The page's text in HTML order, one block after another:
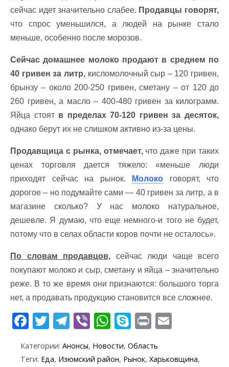
сейчас идет значительно слабее. Продавцы говорят,
что спрос уменьшился, а людей на рынке стало
меньше, особенно после морозов.
Сейчас домашнее молоко продают в среднем по
40 гривен за литр,кисломолочный сыр – 120 гривен,
брынзу – около 200-250 гривен, сметану – от 120 до
260 гривен, а масло – 400-480 гривен за килограмм.
Яйца стоят в пределах 70-120 гривен за десяток,
однако берут их не слишком активно из-за цены.
Продавщица с рынка, отмечает,что даже при таких
ценах торговля дается тяжело: «меньше люди
приходят сейчас на рынок.
Молоко говорят, что
дорогое – но подумайте сами — 40 гривен за литр, а в
магазине сколько? У нас молоко натуральное,
дешевле. Я думаю, что еще немного-и того не будет,
потому что в селах области коров почти не осталось».
По словам продавцов, сейчас люди чаще всего
покупают молоко и сыр, сметану и яйца – значительно
реже. В то же время они признаются: большого торга
нет, а продавать продукцию становится все сложнее.
F
e
T
itt
T
e
Vi
er
W
at
S
k
y
Pr
t ai
Категории: Анонсы, Новости, Область
Теги: Еда, Изюмский район, Рынок, Харьковщина,